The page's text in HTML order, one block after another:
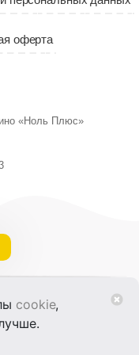
cookie,
оферта
«Ноль Плюс»